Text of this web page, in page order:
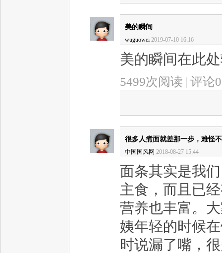
美的瞬间
wuguowei 2019-07-10 16:16
美的瞬间在此
5499次阅读 | 评论0
很多人煮面就差那一步，难怪
中国国风网 2018-08-27 15:44
面条其实是我
主食，而且已
营养也丰富。
姨年轻的时候
时说漏了嘴，